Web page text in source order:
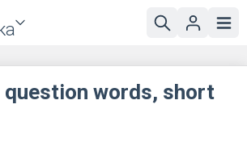
question words, short